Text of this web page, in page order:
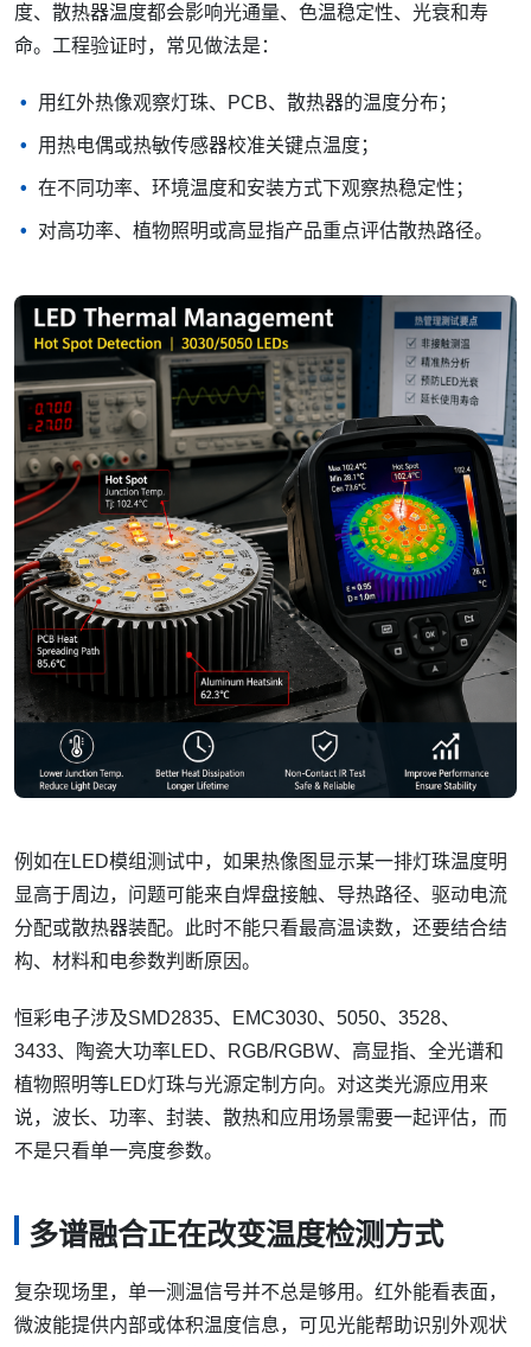
度、散热器温度都会影响光通量、色温稳定性、光衰和寿
命。工程验证时，常见做法是：
用红外热像观察灯珠、PCB、散热器的温度分布；
用热电偶或热敏传感器校准关键点温度；
在不同功率、环境温度和安装方式下观察热稳定性；
对高功率、植物照明或高显指产品重点评估散热路径。
例如在LED模组测试中，如果热像图显示某一排灯珠温度明
显高于周边，问题可能来自焊盘接触、导热路径、驱动电流
分配或散热器装配。此时不能只看最高温读数，还要结合结
构、材料和电参数判断原因。
恒彩电子涉及SMD2835、EMC3030、5050、3528、
3433、陶瓷大功率LED、RGB/RGBW、高显指、全光谱和
植物照明等LED灯珠与光源定制方向。对这类光源应用来
说，波长、功率、封装、散热和应用场景需要一起评估，而
不是只看单一亮度参数。
多谱融合正在改变温度检测方式
复杂现场里，单一测温信号并不总是够用。红外能看表面，
微波能提供内部或体积温度信息，可见光能帮助识别外观状